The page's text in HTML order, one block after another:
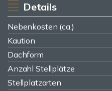
Details
Nebenkosten (ca.)
Kaution
Dachform
Anzahl Stellplätze
Stellplatzarten